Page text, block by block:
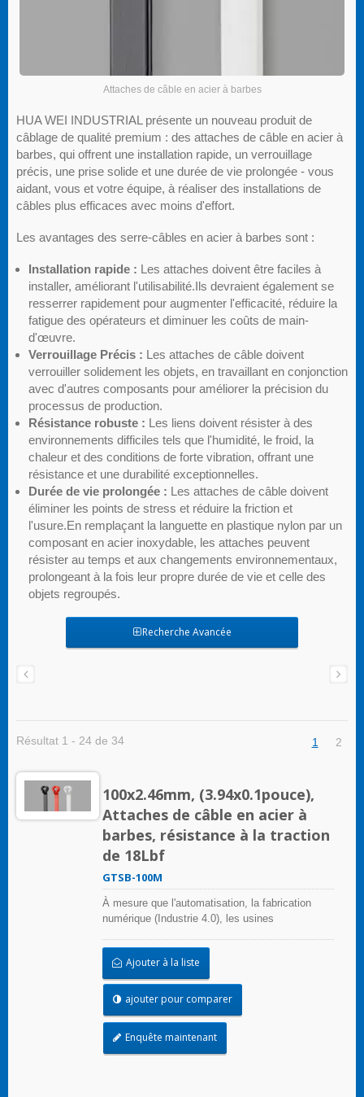
Attaches de câble en acier à barbes
HUA WEI INDUSTRIAL présente un nouveau produit de
câblage de qualité premium : des attaches de câble en acier à
barbes, qui offrent une installation rapide, un verrouillage
précis, une prise solide et une durée de vie prolongée - vous
aidant, vous et votre équipe, à réaliser des installations de
câbles plus efficaces avec moins d'effort.
Les avantages des serre-câbles en acier à barbes sont :
Installation rapide : Les attaches doivent être faciles à
installer, améliorant l'utilisabilité.Ils devraient également se
resserrer rapidement pour augmenter l'efficacité, réduire la
fatigue des opérateurs et diminuer les coûts de main-
d'œuvre.
Verrouillage Précis : Les attaches de câble doivent
verrouiller solidement les objets, en travaillant en conjonction
avec d'autres composants pour améliorer la précision du
processus de production.
Résistance robuste : Les liens doivent résister à des
environnements difficiles tels que l'humidité, le froid, la
chaleur et des conditions de forte vibration, offrant une
résistance et une durabilité exceptionnelles.
Durée de vie prolongée : Les attaches de câble doivent
éliminer les points de stress et réduire la friction et
l'usure.En remplaçant la languette en plastique nylon par un
composant en acier inoxydable, les attaches peuvent
résister au temps et aux changements environnementaux,
prolongeant à la fois leur propre durée de vie et celle des
objets regroupés.
Recherche Avancée
Résultat 1 - 24 de 34 1 2
100x2.46mm, (3.94x0.1pouce),
Attaches de câble en acier à
barbes, résistance à la traction
de 18Lbf
GTSB-100M
À mesure que l'automatisation, la fabrication
numérique (Industrie 4.0), les usines
méthodes de fabrication modernes deviennent de
plus en plus répandues, le besoin de répondre
rapidement, de manière flexible et agile aux
demandes changeantes des consommateurs a
précision plus élevées dans la production en
usine, ainsi qu'une demande pour des vitesses
de production plus rapides. Par conséquent, les
Ajouter à la liste
ajouter pour comparer
Enquête maintenant